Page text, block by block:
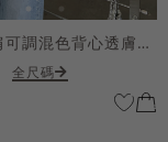
兩件式-肩可調混色背心透膚上衣套組
全尺碼